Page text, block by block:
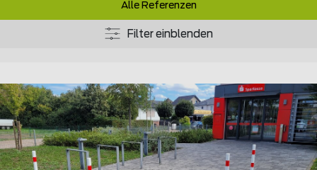
Alle Referenzen
Filter einblenden